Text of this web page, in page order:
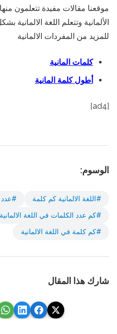
موقعنا مقالات مفيدة تتعلمون
الألمانية وتتعلم اللغة
للمزيد من المفردات الالمانية
كلمات المانية
أطول كلمة المانية
[ad4]
الوسوم:
#اللغة الالمانية كم كلمة #عدد
#كم عدد الكلمات في اللغة الالمانية
#كم كلمة في اللغة الالمانية
شارك هذا المقال